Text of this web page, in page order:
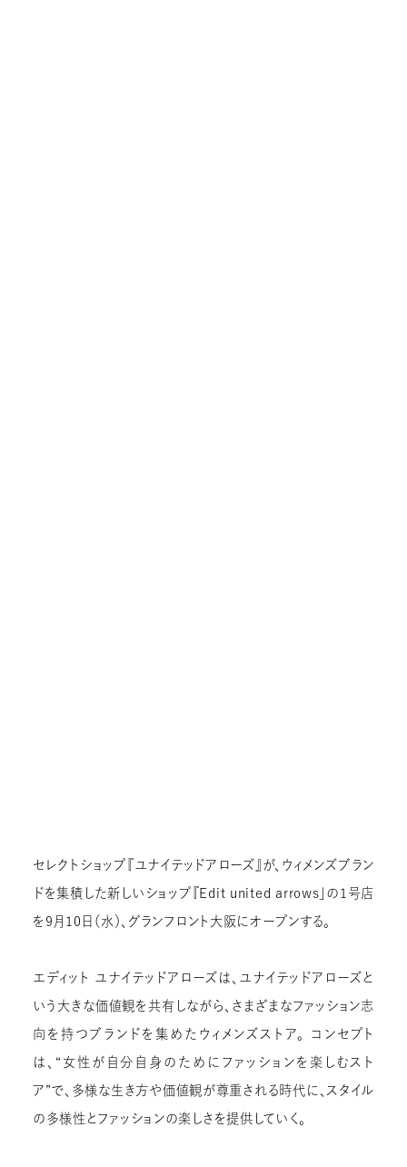
セレクトショップ『ユナイテッドアローズ』が、ウィメンズブラン
ドを集積した新しいショップ『Edit united arrows」の1号店
を9月10日（水）、グランフロント大阪にオープンする。
エディット ユナイテッドアローズは、ユナイテッドアローズと
いう大きな価値観を共有しながら、さまざまなファッション志
向を持つブランドを集めたウィメンズストア。 コンセプト
は、“女性が自分自身のためにファッションを楽しむスト
ア”で、多様な生き方や価値観が尊重される時代に、スタイル
の多様性とファッションの楽しさを提供していく。